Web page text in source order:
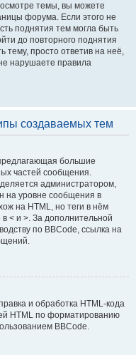
темы, вы можете
форума. Если этого не
поднятия тем могла быть
до повторного поднятия
просто ответив на неё,
нарушаете правила
создаваемых тем
большие
частей сообщения.
администратором,
на уровне сообщения в
на HTML, но теги в нём
< и >. За дополнительной
по BBCode, ссылка на
и обработка HTML-кода
HTML по форматированию
BBCode.